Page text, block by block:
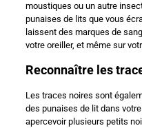
moustiques ou un autre
punaises de lits que vous
laissent des marques de
votre oreiller, et même sur
Reconnaître les
Les traces noires sont
des punaises de lit dans
apercevoir plusieurs petits